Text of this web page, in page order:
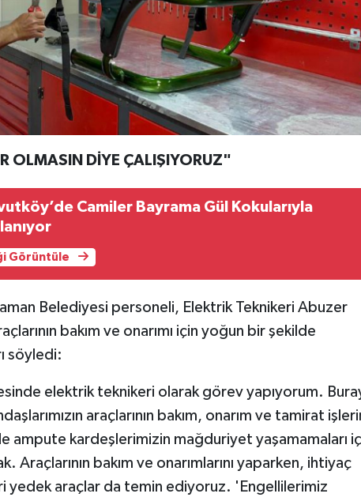
OLMASIN DİYE ÇALIŞIYORUZ"
Camiler Bayrama Gül Kokularıyla
Görüntüle
Belediyesi personeli, Elektrik Teknikeri Abuzer
bakım ve onarımı için yoğun bir şekilde
söyledi:
elektrik teknikeri olarak görev yapıyorum.
araçlarının bakım, onarım ve tamirat
ampute kardeşlerimizin mağduriyet yaşamamaları
bakım ve onarımlarını yaparken, ihtiyaç
yedek araçlar da temin ediyoruz. 'Engellilerimiz